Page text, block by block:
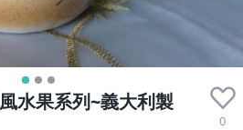
水果系列~義大利製
0